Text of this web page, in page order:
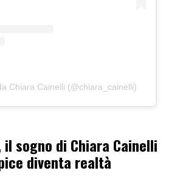
Chiara Cainelli (@chiara_cainelli)
il sogno di Chiara Cainelli
diventa realtà